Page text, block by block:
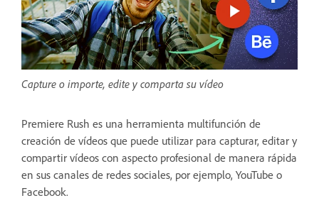
Capture o importe, edite y comparta su vídeo
Premiere Rush es una herramienta multifunción de
creación de vídeos que puede utilizar para capturar, editar y
compartir vídeos con aspecto profesional de manera rápida
en sus canales de redes sociales, por ejemplo, YouTube o
Facebook.